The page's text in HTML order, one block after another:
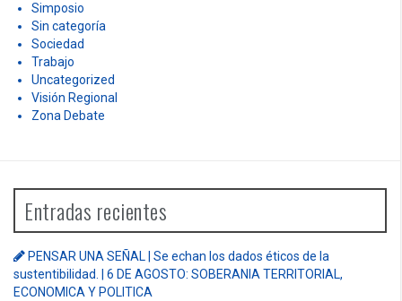
Simposio
Sin categoría
Sociedad
Trabajo
Uncategorized
Visión Regional
Zona Debate
Entradas recientes
PENSAR UNA SEÑAL | Se echan los dados éticos de la
sustentibilidad. | 6 DE AGOSTO: SOBERANIA TERRITORIAL,
ECONOMICA Y POLITICA